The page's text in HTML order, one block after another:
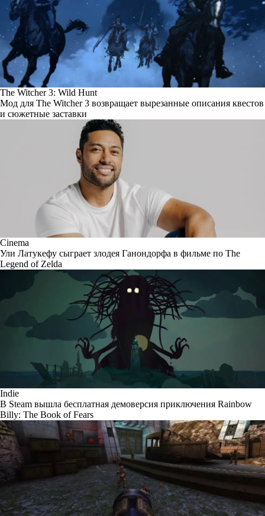
The Witcher 3: Wild Hunt
Мод для The Witcher 3 возвращает вырезанные описания квестов
и сюжетные заставки
Cinema
Ули Латукефу сыграет злодея Ганондорфа в фильме по The
Legend of Zelda
Indie
В Steam вышла бесплатная демоверсия приключения Rainbow
Billy: The Book of Fears